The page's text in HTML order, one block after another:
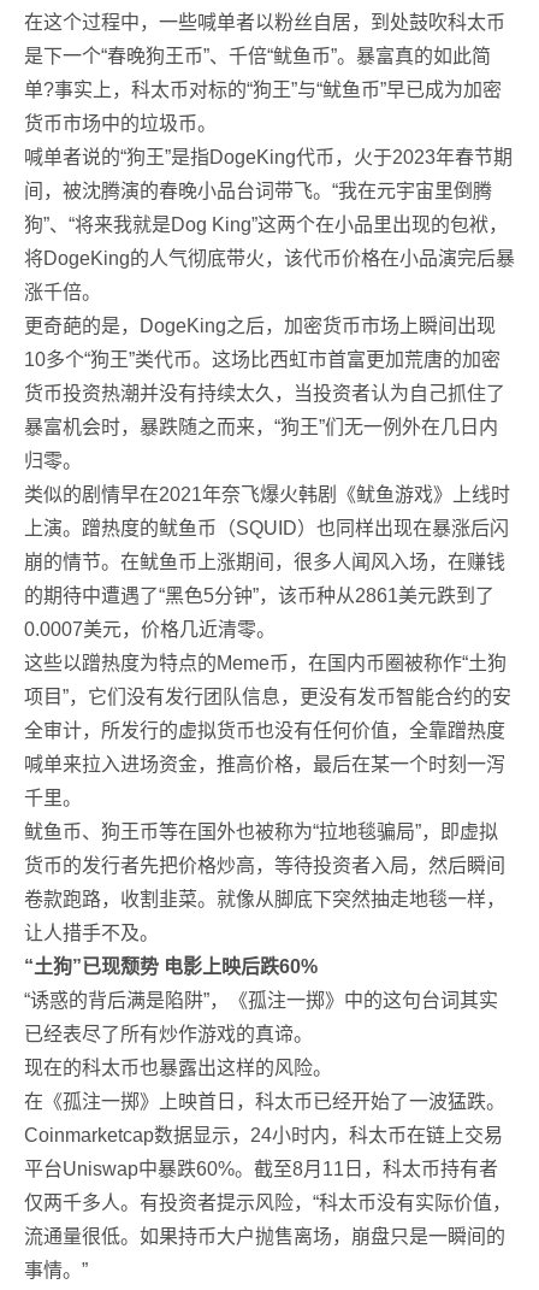
在这个过程中，一些喊单者以粉丝自居，到处鼓吹科太币
是下一个“春晚狗王币”、千倍“鱿鱼币”。暴富真的如此简
单?事实上，科太币对标的“狗王”与“鱿鱼币”早已成为加密
货币市场中的垃圾币。
喊单者说的“狗王”是指DogeKing代币，火于2023年春节期
间，被沈腾演的春晚小品台词带飞。“我在元宇宙里倒腾
狗”、“将来我就是Dog King”这两个在小品里出现的包袱，
将DogeKing的人气彻底带火，该代币价格在小品演完后暴
涨千倍。
更奇葩的是，DogeKing之后，加密货币市场上瞬间出现
10多个“狗王”类代币。这场比西虹市首富更加荒唐的加密
货币投资热潮并没有持续太久，当投资者认为自己抓住了
暴富机会时，暴跌随之而来，“狗王”们无一例外在几日内
归零。
类似的剧情早在2021年奈飞爆火韩剧《鱿鱼游戏》上线时
上演。蹭热度的鱿鱼币（SQUID）也同样出现在暴涨后闪
崩的情节。在鱿鱼币上涨期间，很多人闻风入场，在赚钱
的期待中遭遇了“黑色5分钟”，该币种从2861美元跌到了
0.0007美元，价格几近清零。
这些以蹭热度为特点的Meme币，在国内币圈被称作“土狗
项目”，它们没有发行团队信息，更没有发币智能合约的安
全审计，所发行的虚拟货币也没有任何价值，全靠蹭热度
喊单来拉入进场资金，推高价格，最后在某一个时刻一泻
千里。
鱿鱼币、狗王币等在国外也被称为“拉地毯骗局”，即虚拟
货币的发行者先把价格炒高，等待投资者入局，然后瞬间
卷款跑路，收割韭菜。就像从脚底下突然抽走地毯一样，
让人措手不及。
“土狗”已现颓势 电影上映后跌60%
“诱惑的背后满是陷阱”，《孤注一掷》中的这句台词其实
已经表尽了所有炒作游戏的真谛。
现在的科太币也暴露出这样的风险。
在《孤注一掷》上映首日，科太币已经开始了一波猛跌。
Coinmarketcap数据显示，24小时内，科太币在链上交易
平台Uniswap中暴跌60%。截至8月11日，科太币持有者
仅两千多人。有投资者提示风险，“科太币没有实际价值，
流通量很低。如果持币大户抛售离场，崩盘只是一瞬间的
事情。”